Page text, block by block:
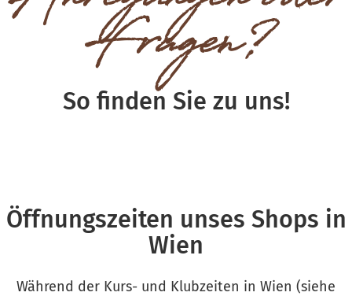
Fragen?
So finden Sie zu uns!
Öffnungszeiten unses Shops in
Wien
Während der Kurs- und Klubzeiten in Wien (siehe